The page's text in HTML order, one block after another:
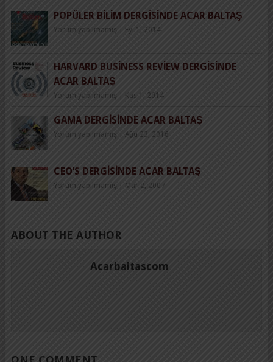
POPÜLER BILIM DERGISINDE ACAR BALTAŞ
Yorum yapılmamış Eyl 1, 2014
HARVARD BUSINESS REVIEW DERGISINDE
ACAR BALTAŞ
Yorum yapılmamış Kas 1, 2014
GAMA DERGISINDE ACAR BALTAŞ
Yorum yapılmamış Ağu 23, 2016
CEO’S DERGISINDE ACAR BALTAŞ
Yorum yapılmamış Mar 2, 2007
ABOUT THE AUTHOR
Acarbaltascom